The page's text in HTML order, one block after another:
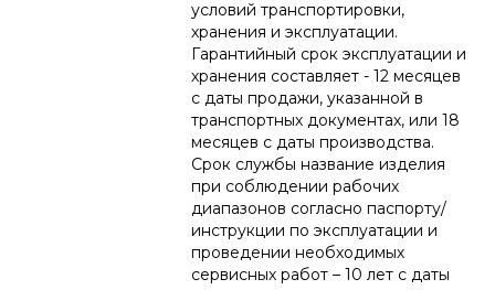
условий транспортировки,
хранения и эксплуатации.
Гарантийный срок эксплуатации и
хранения составляет - 12 месяцев
с даты продажи, указанной в
транспортных документах, или 18
месяцев с даты производства.
Срок службы название изделия
при соблюдении рабочих
диапазонов согласно паспорту/
инструкции по эксплуатации и
проведении необходимых
сервисных работ – 10 лет с даты